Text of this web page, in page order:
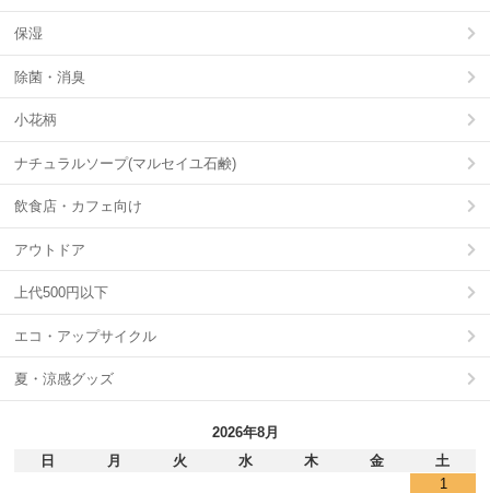
保湿
除菌・消臭
小花柄
ナチュラルソープ(マルセイユ石鹸)
飲食店・カフェ向け
アウトドア
上代500円以下
エコ・アップサイクル
夏・涼感グッズ
2026年8月
日
月 火 水 木 金
土
1